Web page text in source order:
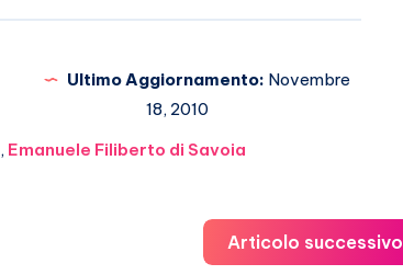
Ultimo Aggiornamento: Novembre
18, 2010
, Emanuele Filiberto di Savoia
Articolo successivo